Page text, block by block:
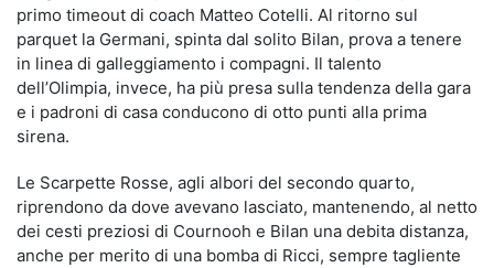
primo timeout di coach Matteo Cotelli. Al ritorno sul
parquet la Germani, spinta dal solito Bilan, prova a tenere
in linea di galleggiamento i compagni. Il talento
dell’Olimpia, invece, ha più presa sulla tendenza della gara
e i padroni di casa conducono di otto punti alla prima
sirena.
Le Scarpette Rosse, agli albori del secondo quarto,
riprendono da dove avevano lasciato, mantenendo, al netto
dei cesti preziosi di Cournooh e Bilan una debita distanza,
anche per merito di una bomba di Ricci, sempre tagliente